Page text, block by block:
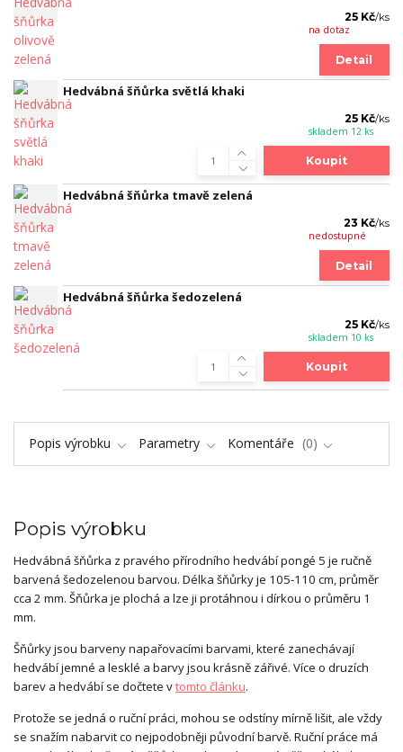
25 Kč/ks
na dotaz
Detail
Hedvábná šňůrka světlá khaki
25 Kč/ks
skladem 12 ks
Koupit
Hedvábná šňůrka tmavě zelená
23 Kč/ks
nedostupné
Detail
Hedvábná šňůrka šedozelená
25 Kč/ks
skladem 10 ks
Koupit
Popis výrobku Parametry Komentáře 0
Popis výrobku
Hedvábná šňůrka z pravého přírodního hedvábí pongé 5 je ručně
barvená šedozelenou barvou. Délka šňůrky je 105-110 cm, průměr
cca 2 mm. Šňůrka je plochá a lze ji protáhnou i dírkou o průměru 1
mm.
Šňůrky jsou barveny napařovacími barvami, které zanechávají
hedvábí jemné a lesklé a barvy jsou krásně zářivé. Více o druzích
barev a hedvábí se dočtete vtomto článku.
Protože se jedná o ruční práci, mohou se odstíny mírně lišit, ale vždy
se snažím nabarvit co nejpodobněji původní barvě. Ruční práce má